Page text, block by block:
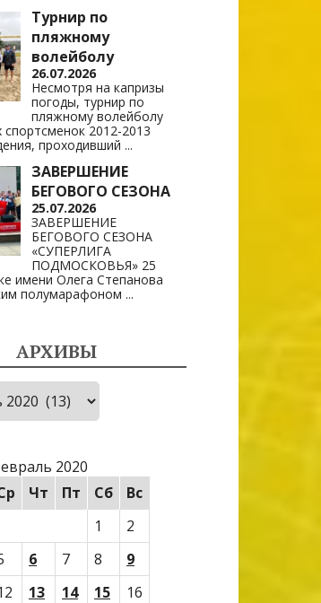
Турнир по
пляжному
волейболу
26.07.2026
Несмотря на капризы
погоды, турнир по
пляжному волейболу
2012-2013
проходивший ...
ЗАВЕРШЕНИЕ
БЕГОВОГО СЕЗОНА
25.07.2026
ЗАВЕРШЕНИЕ
БЕГОВОГО СЕЗОНА
«СУПЕРЛИГА
ПОДМОСКОВЬЯ» 25
имени Олега Степанова
полумарафоном ...
АРХИВЫ
2020
Чт Пт Сб
Вс
1
2
6 7 8
9
13 14 15
16